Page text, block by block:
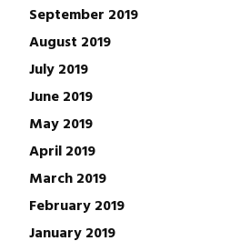
September 2019
August 2019
July 2019
June 2019
May 2019
April 2019
March 2019
February 2019
January 2019